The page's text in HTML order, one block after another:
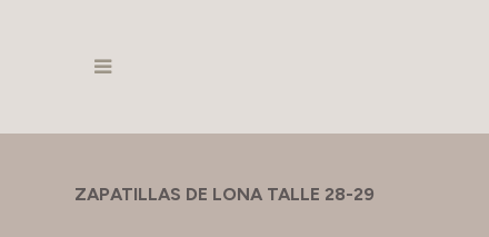

ZAPATILLAS DE LONA TALLE 28-29